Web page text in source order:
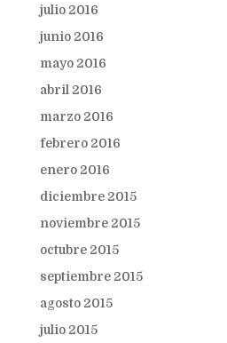
julio 2016
junio 2016
mayo 2016
abril 2016
marzo 2016
febrero 2016
enero 2016
diciembre 2015
noviembre 2015
octubre 2015
septiembre 2015
agosto 2015
julio 2015